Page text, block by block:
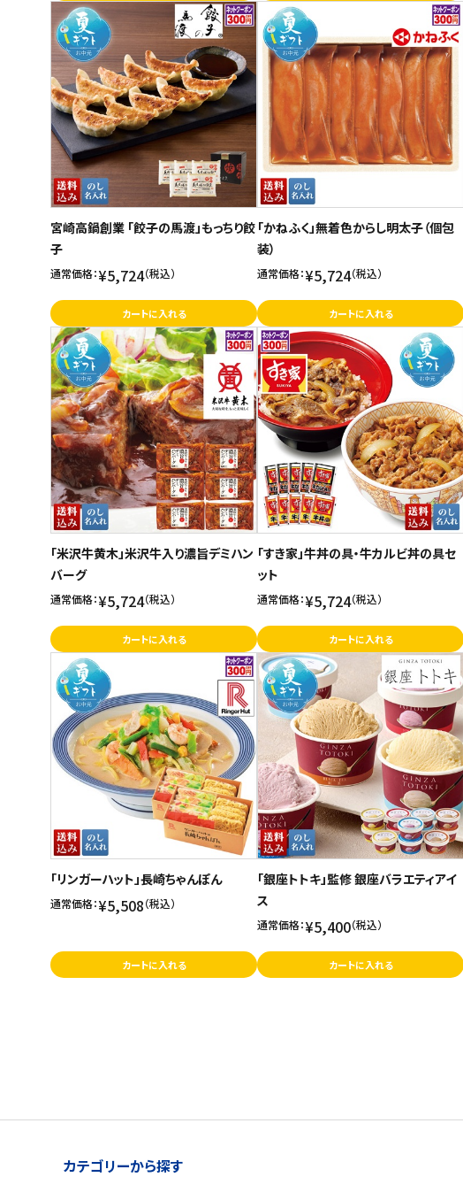
宮崎高鍋創業 「餃子の馬渡」もっちり餃
子
通常価格：¥5,724（税込）
カートに入れる
「かねふく」無着色からし明太子（個包
装）
通常価格：¥5,724（税込）
カートに入れる
「米沢牛黄木」米沢牛入り濃旨デミハン
バーグ
通常価格：¥5,724（税込）
カートに入れる
「すき家」牛丼の具・牛カルビ丼の具セ
ット
通常価格：¥5,724（税込）
カートに入れる
「リンガーハット」長崎ちゃんぽん
通常価格：¥5,508（税込）
カートに入れる
「銀座トトキ」監修 銀座バラエティアイ
ス
通常価格：¥5,400（税込）
カートに入れる
カテゴリーから探す